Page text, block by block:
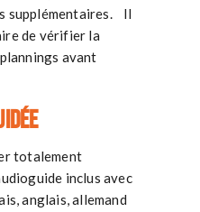
supplémentaires. Il
de vérifier la
avant
totalement
inclus avec
anglais, allemand